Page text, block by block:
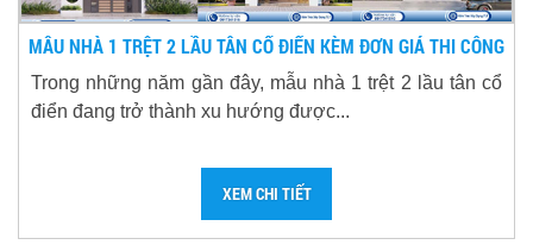
MẪU NHÀ 1 TRỆT 2 LẦU TÂN CỔ ĐIỂN KÈM ĐƠN GIÁ THI CÔNG
Trong những năm gần đây, mẫu nhà 1 trệt 2 lầu tân cổ
điển đang trở thành xu hướng được...
XEM CHI TIẾT